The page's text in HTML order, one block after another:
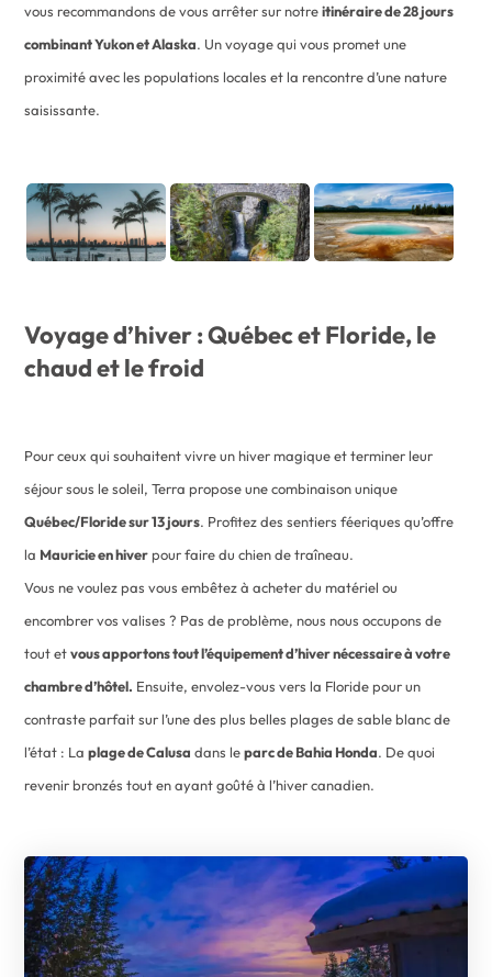
vous recommandons de vous arrêter sur notreitinéraire de 28 jours
combinant Yukon et Alaska. Un voyage qui vous promet une
proximité avec les populations locales et la rencontre d’une nature
saisissante.
Voyage d’hiver : Québec et Floride, le
chaud et le froid
Pour ceux qui souhaitent vivre un hiver magique et terminer leur
séjour sous le soleil, Terra propose une combinaison unique
Québec/Floride sur 13 jours. Profitez des sentiers féeriques qu’offre
la Mauricie en hiverpour faire du chien de traîneau.
Vous ne voulez pas vous embêtez à acheter du matériel ou
encombrer vos valises ? Pas de problème, nous nous occupons de
tout etvous apportons tout l’équipement d’hiver nécessaire à votre
chambre d’hôtel. Ensuite, envolez-vous vers la Floride pour un
contraste parfait sur l’une des plus belles plages de sable blanc de
l’état : Laplage de Calusa dans leparc de Bahia Honda. De quoi
revenir bronzés tout en ayant goûté à l’hiver canadien.